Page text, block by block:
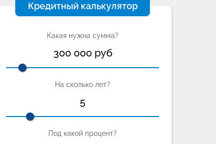
Кредитный калькулятор
Какая нужна сумма?
300 000руб
На сколько лет?
5
Под какой процент?